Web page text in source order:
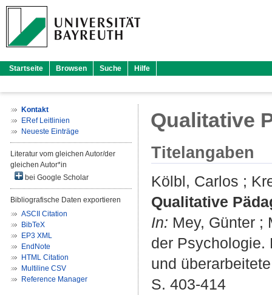
Startseite Browsen Suche Hilfe
Kontakt
ERef Leitlinien
Neueste Einträge
Literatur vom gleichen Autor/der
gleichen Autor*in
bei Google Scholar
Bibliografische Daten exportieren
ASCII Citation
BibTeX
EP3 XML
EndNote
HTML Citation
Multiline CSV
Reference Manager
Qualitative
Titelangaben
Kölbl, Carlos ;
Qualitative
In: Mey, Günter ;
der Psychologie.
und
S. 403-414